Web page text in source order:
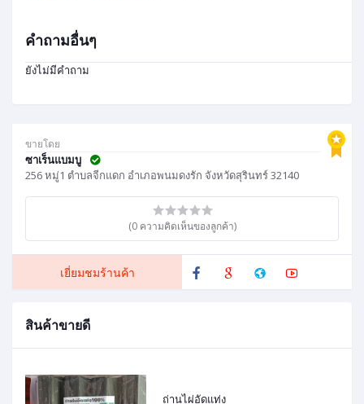
ขายโดย
ซาเร็นแบมบู
256 หมู่1 ตำบลจีกแดก อำเภอพนมดงรัก จังหวัดสุรินทร์ 32140
(0 ความคิดเห็นของลูกค้า)
เยี่ยมชมร้านค้า
สินค้าขายดี
ถ่านไผ่อัดแท่ง
คำถามอื่นๆ
ยังไม่มีคำถาม